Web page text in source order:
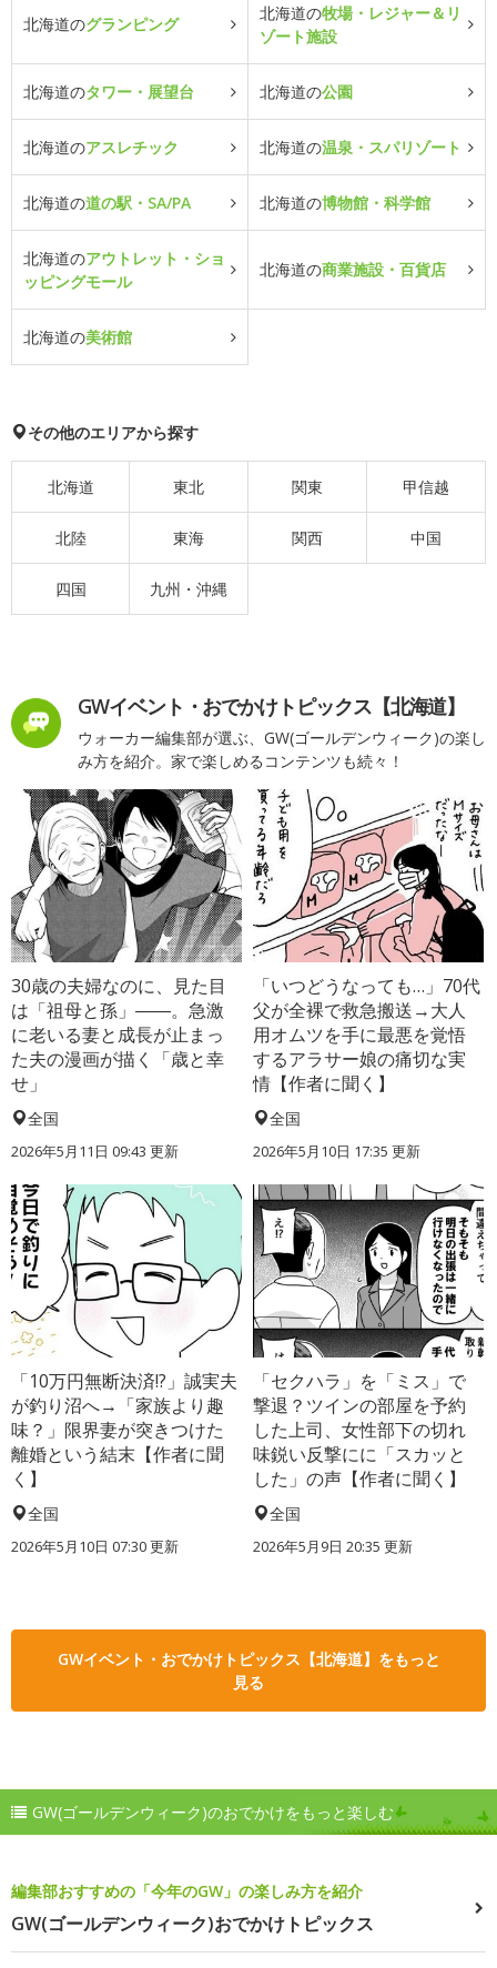
北海道のグランピング
北海道の牧場・レジャー＆リ
ゾート施設
北海道のタワー・展望台 北海道の公園
北海道のアスレチック 北海道の温泉・スパリゾート
北海道の道の駅・SA/PA 北海道の博物館・科学館
北海道のアウトレット・ショ
ッピングモール
北海道の商業施設・百貨店
北海道の美術館
その他のエリアから探す
北海道 東北 関東 甲信越
北陸 東海 関西 中国
四国 九州・沖縄
GWイベント・おでかけトピックス【北海道】
ウォーカー編集部が選ぶ、GW(ゴールデンウィーク)の楽し
み方を紹介。家で楽しめるコンテンツも続々！
30歳の夫婦なのに、見た目
は「祖母と孫」――。急激
に老いる妻と成長が止まっ
た夫の漫画が描く「歳と幸
せ」
全国
2026年5月11日 09:43 更新
「いつどうなっても…」70代
父が全裸で救急搬送→大人
用オムツを手に最悪を覚悟
するアラサー娘の痛切な実
情【作者に聞く】
全国
2026年5月10日 17:35 更新
「10万円無断決済!?」誠実夫
が釣り沼へ→「家族より趣
味？」限界妻が突きつけた
離婚という結末【作者に聞
く】
全国
2026年5月10日 07:30 更新
「セクハラ」を「ミス」で
撃退？ツインの部屋を予約
した上司、女性部下の切れ
味鋭い反撃にに「スカッと
した」の声【作者に聞く】
全国
2026年5月9日 20:35 更新
GWイベント・おでかけトピックス【北海道】をもっと
見る
GW(ゴールデンウィーク)のおでかけをもっと楽しむ
編集部おすすめの「今年のGW」の楽しみ方を紹介
GW(ゴールデンウィーク)おでかけトピックス